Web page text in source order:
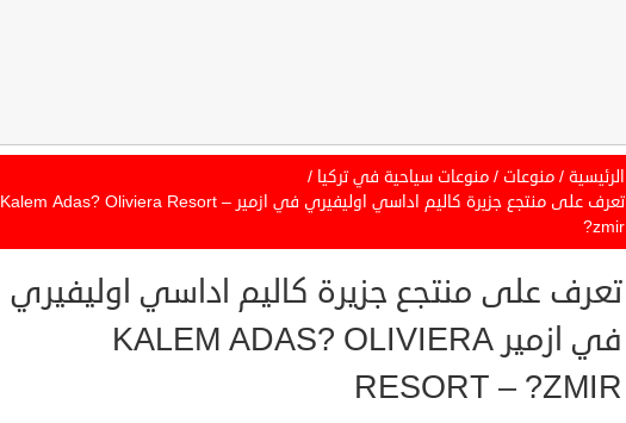
الرئيسية / منوعات / منوعات سياحية في تركيا /
تعرف على منتجع جزيرة كاليم اداسي اوليفيري في ازمير Kalem Adas? Oliviera Resort –
?zmir
تعرف على منتجع جزيرة كاليم اداسي اوليفيري
في ازمير KALEM ADAS? OLIVIERA
RESORT – ?ZMIR